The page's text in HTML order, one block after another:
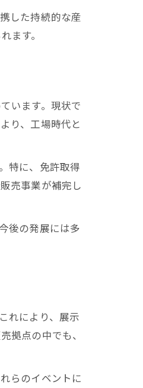
した持続的な産
ます。
います。現状で
り、工場時代と
特に、免許取得
売事業が補完し
後の発展には多
れにより、展示
拠点の中でも、
らのイベントに